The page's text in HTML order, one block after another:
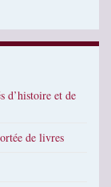
d’histoire et de
de livres